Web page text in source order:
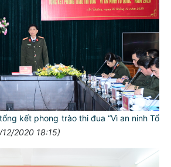
kết phong trào thi đua “Vì an ninh Tổ
12/2020 18:15)